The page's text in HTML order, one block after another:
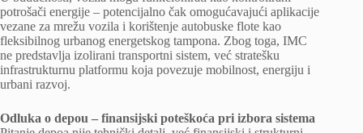
potrošači energije – potencijalno čak omogućavajući aplikacije
vezane za mrežu vozila i korištenje autobuske flote kao
fleksibilnog urbanog energetskog tampona. Zbog toga, IMC
ne predstavlja izolirani transportni sistem, već stratešku
infrastrukturnu platformu koja povezuje mobilnost, energiju i
urbani razvoj.
Odluka o depou – finansijski poteškoća pri izbora sistema